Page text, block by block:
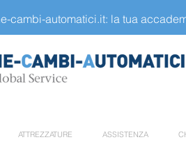
cambi-automatici.it: la tua
ATTREZZATURE ASSISTENZA